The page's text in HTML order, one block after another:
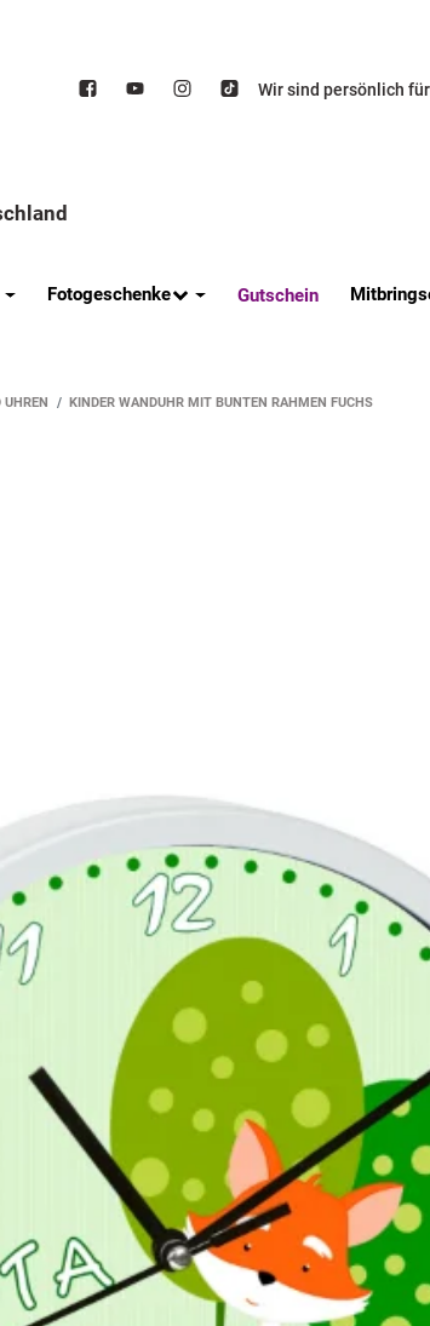
Wir sind persönlich
Fotogeschenke Gutschein
UHREN KINDER WANDUHR MIT BUNTEN RAHMEN FUCHS